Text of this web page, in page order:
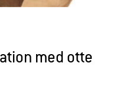
med otte